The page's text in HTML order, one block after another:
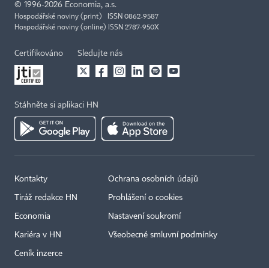
© 1996-2026 Economia, a.s.
Hospodářské noviny (print) ISSN 0862-9587
Hospodářské noviny (online) ISSN 2787-950X
Certifikováno Sledujte nás
Stáhněte si aplikaci HN
Kontakty
Tiráž redakce HN
Economia
Kariéra v HN
Ceník inzerce
Ochrana osobních údajů
Prohlášení o cookies
Nastavení soukromí
Všeobecné smluvní podmínky